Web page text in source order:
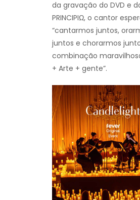
da gravação do DVD e
PRINCIPIΩ, o cantor
“cantarmos juntos,
juntos e chorarmos
combinação
+ Arte + gente”.